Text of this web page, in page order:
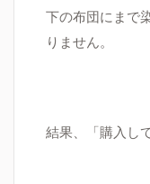
下の布団にまで
りません。
結果、「購入し